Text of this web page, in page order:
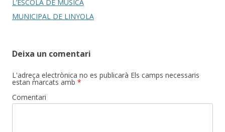
L’ESCOLA DE MÚSICA
MUNICIPAL DE LINYOLA
Deixa un comentari
L'adreça electrònica no es publicarà Els camps necessaris
estan marcats amb *
Comentari